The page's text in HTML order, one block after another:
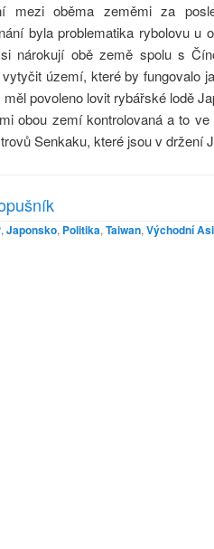
mezi oběma zeměmi za
byla problematika rybolovu u
nárokují obě země spolu s
území, které by fungovalo
povoleno lovit rybářské lodě
obou zemí kontrolovaná a to
Senkaku, které jsou v držení
, Japonsko, Politika, Taiwan, Východní